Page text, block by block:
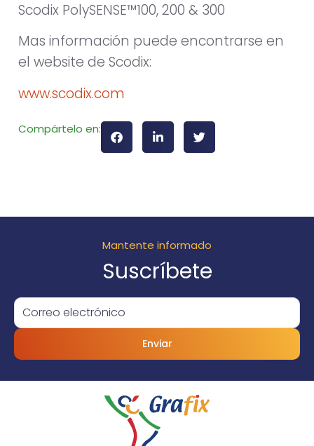
Scodix PolySENSE™100, 200 & 300
Mas información puede encontrarse en
el website de Scodix:
www.scodix.com
Compártelo en:
Mantente informado
Suscríbete
Enviar